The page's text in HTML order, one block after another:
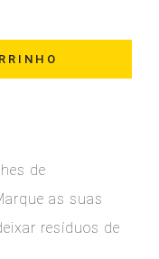
de
as suas
resíduos de